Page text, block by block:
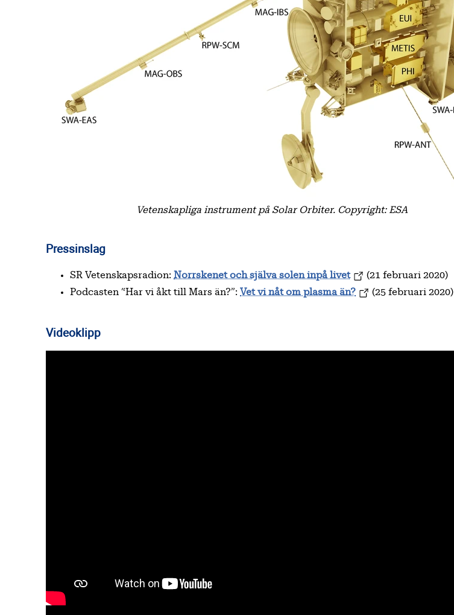
Vetenskapliga instrument på Solar Orbiter. Copyright: ESA
Pressinslag
SR Vetenskapsradion: Norrskenet och själva solen inpå livet
(21 februari 2020)
Podcasten “Har vi åkt till Mars än?”: Vet vi nåt om plasma än? (25 februari 2020)
Videoklipp